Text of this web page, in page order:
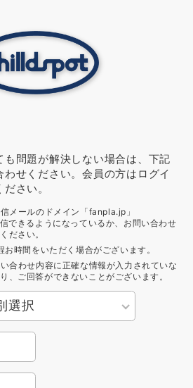
問題が解決しない場合は、下記
せください。会員の方はログイ
さい。
メールのドメイン「fanpla.jp」
できるようになっているか、お問い合わせ
ださい。
お時間をいただく場合がございます。
合わせ内容に正確な情報が入力されていな
、ご回答ができないことがございます。